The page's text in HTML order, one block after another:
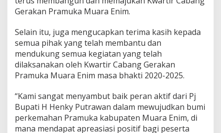
Gerakan Pramuka Muara Enim.
Selain itu, juga mengucapkan terima kasih kepada
semua pihak yang telah membantu dan
mendukung semua kegiatan yang telah
dilaksanakan oleh Kwartir Cabang Gerakan
Pramuka Muara Enim masa bhakti 2020-2025.
“Kami sangat menyambut baik peran aktif dari Pj
Bupati H Henky Putrawan dalam mewujudkan bumi
perkemahan Pramuka kabupaten Muara Enim, di
mana mendapat apreasiasi positif bagi peserta